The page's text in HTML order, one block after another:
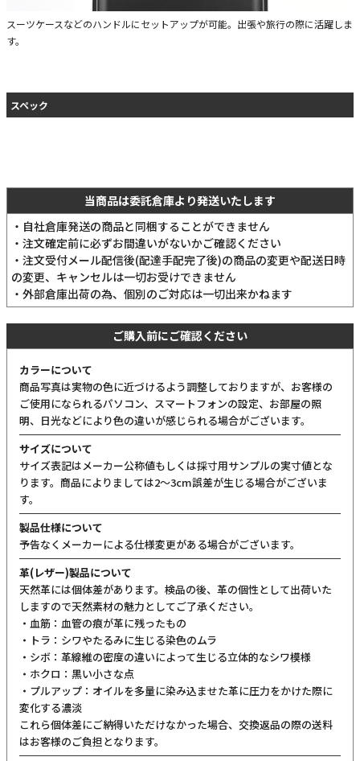
スーツケースなどのハンドルにセットアップが可能。出張や旅行の際に活躍しま
す。
スペック
当商品は委託倉庫より発送いたします
・自社倉庫発送の商品と同梱することができません
・注文確定前に必ずお間違いがないかご確認ください
・注文受付メール配信後(配達手配完了後)の商品の変更や配送日時
の変更、キャンセルは一切お受けできません
・外部倉庫出荷の為、個別のご対応は一切出来かねます
ご購入前にご確認ください
カラーについて
商品写真は実物の色に近づけるよう調整しておりますが、お客様の
ご使用になられるパソコン、スマートフォンの設定、お部屋の照
明、日光などにより色の違いが感じられる場合がございます。
サイズについて
サイズ表記はメーカー公称値もしくは採寸用サンプルの実寸値とな
ります。商品によりましては2〜3cm誤差が生じる場合がございま
す。
製品仕様について
予告なくメーカーによる仕様変更がある場合がございます。
革(レザー)製品について
天然革には個体差があります。検品の後、革の個性として出荷いた
しますので天然素材の魅力としてご了承ください。
・血筋：血管の痕が革に残ったもの
・トラ：シワやたるみに生じる染色のムラ
・シボ：革線維の密度の違いによって生じる立体的なシワ模様
・ホクロ：黒い小さな点
・プルアップ：オイルを多量に染み込ませた革に圧力をかけた際に
変化する濃淡
これら個体差にご納得いただけなかった場合、交換返品の際の送料
はお客様のご負担となります。